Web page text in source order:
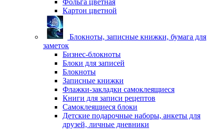
Фольга цветная
Картон цветной
Блокноты, записные книжки, бумага для
заметок
Бизнес-блокноты
Блоки для записей
Блокноты
Записные книжки
Флажки-закладки самоклеящиеся
Книги для записи рецептов
Самоклеящиеся блоки
Детские подарочные наборы, анкеты для
друзей, личные дневники